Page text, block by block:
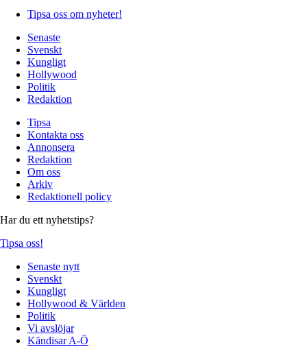
Tipsa oss om nyheter!
Senaste
Svenskt
Kungligt
Hollywood
Politik
Redaktion
Tipsa
Kontakta oss
Annonsera
Redaktion
Om oss
Arkiv
Redaktionell policy
Har du ett nyhetstips?
Tipsa oss!
Senaste nytt
Svenskt
Kungligt
Hollywood & Världen
Politik
Vi avslöjar
Kändisar A-Ö